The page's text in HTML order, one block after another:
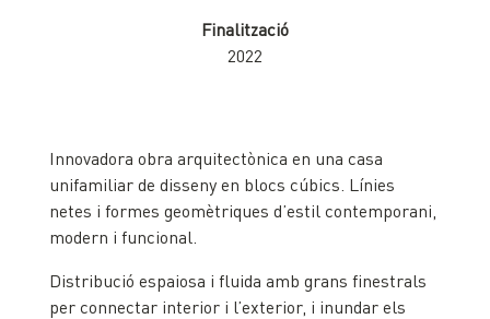
Finalització
2022
Innovadora obra arquitectònica en una casa
unifamiliar de disseny en blocs cúbics. Línies
netes i formes geomètriques d’estil contemporani,
modern i funcional.
Distribució espaiosa i fluida amb grans finestrals
per connectar interior i l’exterior, i inundar els